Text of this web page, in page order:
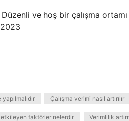
ve hoş bir çalışma ortamı
Çalışma verimi nasıl artırılır
etkileyen faktörler nelerdir Verimlilik